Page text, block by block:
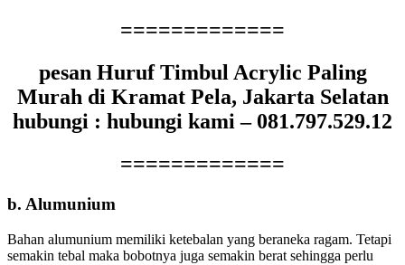
=============
pesan Huruf Timbul Acrylic Paling
Murah di Kramat Pela, Jakarta Selatan
hubungi : hubungi kami – 081.797.529.12
=============
b. Alumunium
Bahan alumunium memiliki ketebalan yang beraneka ragam. Tetapi
semakin tebal maka bobotnya juga semakin berat sehingga perlu